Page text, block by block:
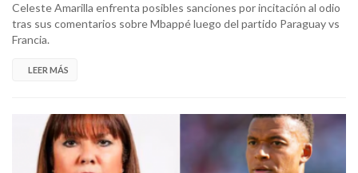
Celeste Amarilla enfrenta posibles sanciones por incitación al odio
tras sus comentarios sobre Mbappé luego del partido Paraguay vs
Francia.
LEER MÁS